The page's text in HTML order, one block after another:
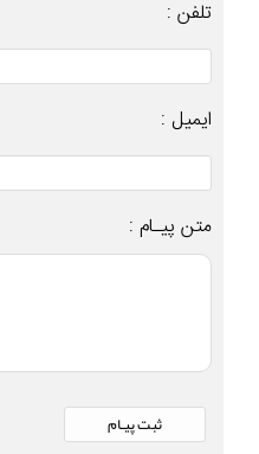
تلفن :
ایمیل :
متن پیـام :